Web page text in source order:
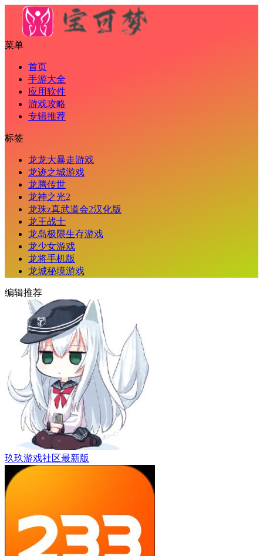
菜单
首页
手游大全
应用软件
游戏攻略
专辑推荐
标签
龙龙大暴走游戏
龙迹之城游戏
龙腾传世
龙神之光2
龙珠z真武道会2汉化版
龙王战士
龙岛极限生存游戏
龙少女游戏
龙将手机版
龙城秘境游戏
编辑推荐
玖玖游戏社区最新版